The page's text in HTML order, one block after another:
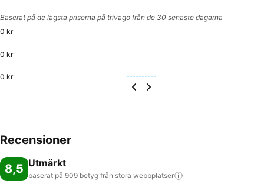
Baserat på de lägsta priserna på trivago från de 30 senaste dagarna
0 kr
0 kr
0 kr
Recensioner
8,5 Utmärkt
baserat på 909 betyg från stora webbplatser